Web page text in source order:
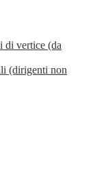
di vertice (da
(dirigenti non